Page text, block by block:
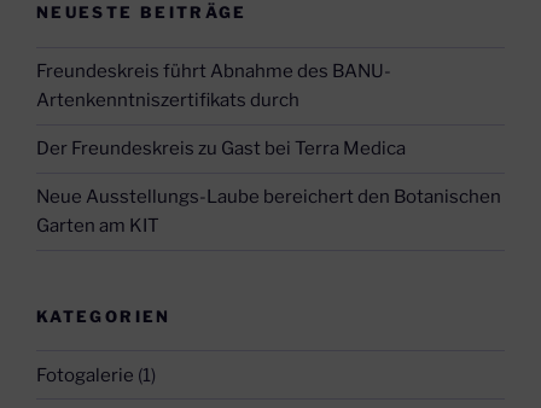
NEUESTE BEITRÄGE
Freundeskreis führt Abnahme des BANU-
Artenkenntniszertifikats durch
Der Freundeskreis zu Gast bei Terra Medica
Neue Ausstellungs-Laube bereichert den Botanischen
Garten am KIT
KATEGORIEN
Fotogalerie (1)